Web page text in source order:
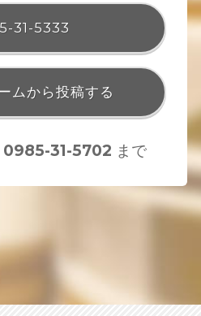
31-5333
ムから投稿する
0985-31-5702 まで